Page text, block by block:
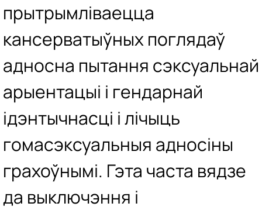
прытрымліваецца
кансерватыўных поглядаў
адносна пытання сэксуальнай
арыентацыі і гендарнай
ідэнтычнасці і лічыць
гомасэксуальныя адносіны
грахоўнымі. Гэта часта вядзе
да выключэння і